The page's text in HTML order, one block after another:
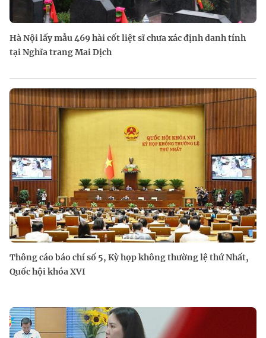
Hà Nội lấy mẫu 469 hài cốt liệt sĩ chưa xác định danh tính
tại Nghĩa trang Mai Dịch
Thông cáo báo chí số 5, Kỳ họp không thường lệ thứ Nhất,
Quốc hội khóa XVI